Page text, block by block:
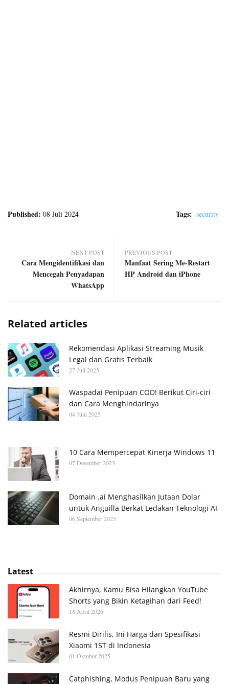
Published: 08 Juli 2024 Tags: security
NEXT POST
Cara Mengidentifikasi dan
Mencegah Penyadapan
WhatsApp
PREVIOUS POST
Manfaat Sering Me-Restart
HP Android dan iPhone
Related articles
Rekomendasi Aplikasi Streaming Musik
Legal dan Gratis Terbaik
27 Juli 2025
Waspadai Penipuan COD! Berikut Ciri-ciri
dan Cara Menghindarinya
04 Juni 2025
10 Cara Mempercepat Kinerja Windows 11
07 Desember 2023
Domain .ai Menghasilkan Jutaan Dolar
untuk Anguilla Berkat Ledakan Teknologi AI
06 September 2025
Latest
Akhirnya, Kamu Bisa Hilangkan YouTube
Shorts yang Bikin Ketagihan dari Feed!
18 April 2026
Resmi Dirilis, Ini Harga dan Spesifikasi
Xiaomi 15T di Indonesia
01 Oktober 2025
Catphishing, Modus Penipuan Baru yang